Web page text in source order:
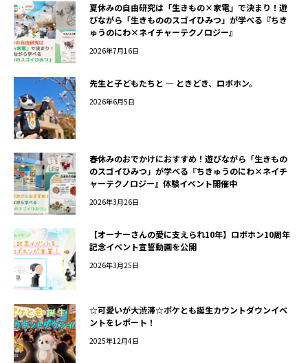
夏休みの自由研究は「生きもの×家電」で決まり！遊
びながら「生きもののスゴイひみつ」が学べる『ちき
ゅうのにわ×ネイチャーテクノロジー』
2026年7月16日
先生と子どもたちと ― ときどき、ロボホン。
2026年6月5日
春休みのおでかけにおすすめ！遊びながら「生きもの
のスゴイひみつ」が学べる『ちきゅうのにわ×ネイチ
ャーテクノロジー』体験イベント開催中
2026年3月26日
【オーナーさんの愛に支えられ10年】ロボホン10周年
記念イベント宣誓動画を公開
2026年3月25日
☆可愛いが大渋滞☆ポケとも誕生カウントダウンイベ
ントをレポート！
2025年12月4日